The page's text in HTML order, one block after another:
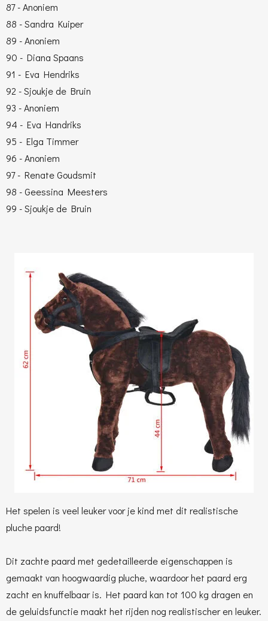
87 - Anoniem
88 - Sandra Kuiper
89 - Anoniem
90 - Diana Spaans
91 - Eva Hendriks
92 - Sjoukje de Bruin
93 - Anoniem
94 - Eva Handriks
95 - Elga Timmer
96 - Anoniem
97 - Renate Goudsmit
98 - Geessina Meesters
99 - Sjoukje de Bruin
Het spelen is veel leuker voor je kind met dit realistische
pluche paard!
Dit zachte paard met gedetailleerde eigenschappen is
gemaakt van hoogwaardig pluche, waardoor het paard erg
zacht en knuffelbaar is. Het paard kan tot 100 kg dragen en
de geluidsfunctie maakt het rijden nog realistischer en leuker.